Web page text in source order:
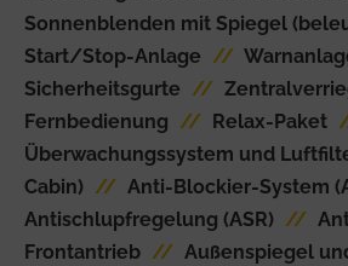
Sonnenblenden mit Spiegel
Start/Stop-Anlage //
Sicherheitsgurte //
Fernbedienung // Relax-Paket
Überwachungssystem und
Cabin) // Anti-Blockier-System
Antischlupfregelung (ASR) //
Frontantrieb // Außenspiegel